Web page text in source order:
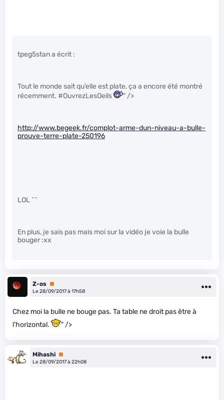
tpeg5stan a écrit :
Tout le monde sait qu’elle est plate, ça a encore été montré
récemment. #OuvrezLesOeils
" />
http://www.begeek.fr/complot-arme-dun-niveau-a-bulle-
prouve-terre-plate-250196
LOL ^^
En plus, je sais pas mais moi sur la vidéo je voie la bulle
bouger :xx
Z-os Premium
Le 28/09/2017 à 17h58
Chez moi la bulle ne bouge pas. Ta table ne droit pas être à
l’horizontal.
" />
Mihashi Premium
Le 28/09/2017 à 22h08